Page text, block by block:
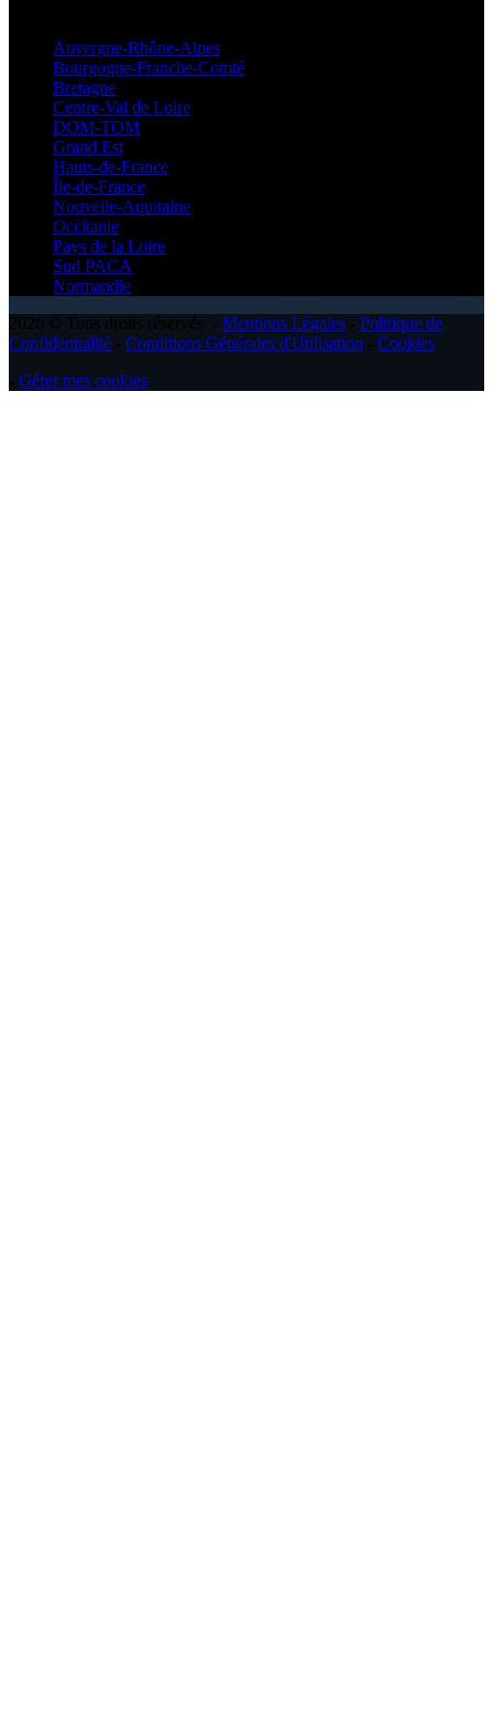
Auvergne-Rhône-Alpes
Bourgogne-Franche-Comté
Bretagne
Centre-Val de Loire
DOM-TOM
Grand Est
Hauts-de-France
Île-de-France
Nouvelle-Aquitaine
Occitanie
Pays de la Loire
Sud PACA
Normandie
Mentions Légales
Politique de
Confidentialité
Conditions Générales d'Utilisation
Cookies
Gérer mes cookies